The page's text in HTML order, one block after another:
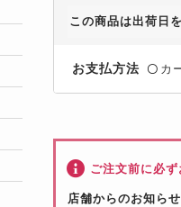
この商品は出荷日
お支払方法 〇 カ
ご注文前に必
店舗からのお知らせ